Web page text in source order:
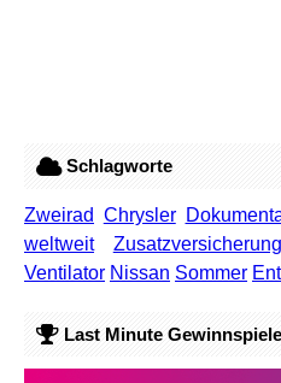
Schlagworte
Zweirad Chrysler
weltweit
Zusatzversicherung
Ventilator Nissan Sommer
Last Minute Gewinnspiele